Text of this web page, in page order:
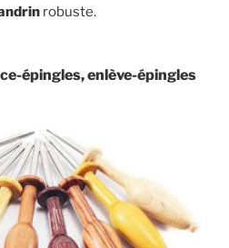
robuste.
épingles, enlève-épingles